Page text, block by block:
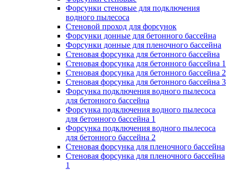
Форсунки стеновые для подключения
водного пылесоса
Стеновой проход для форсунок
Форсунки донные для бетонного бассейна
Форсунки донные для пленочного бассейна
Стеновая форсунка для бетонного бассейна
Стеновая форсунка для бетонного бассейна 1
Стеновая форсунка для бетонного бассейна 2
Стеновая форсунка для бетонного бассейна 3
Форсунка подключения водного пылесоса
для бетонного бассейна
Форсунка подключения водного пылесоса
для бетонного бассейна 1
Форсунка подключения водного пылесоса
для бетонного бассейна 2
Стеновая форсунка для пленочного бассейна
Стеновая форсунка для пленочного бассейна
1